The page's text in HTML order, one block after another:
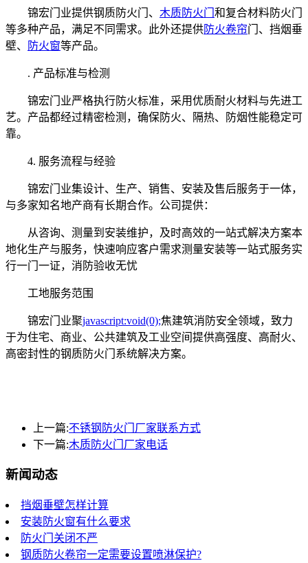
锦宏门业提供钢质防火门、 木质防火门 和复合材料防火门
等多种产品，满足不同需求。此外还提供防火卷帘门、挡烟垂
壁、
防火窗等产品。
. 产品标准与检测
锦宏门业严格执行防火标准，采用优质耐火材料与先进工
艺。产品都经过精密检测，确保防火、隔热、防烟性能稳定可
靠。
4. 服务流程与经验
锦宏门业集设计、生产、销售、安装及售后服务于一体，
与多家知名地产商有长期合作。公司提供：
从咨询、测量到安装维护，及时高效的一站式解决方案本
地化生产与服务，快速响应客户需求测量安装等一站式服务实
行一门一证，消防验收无忧
工地服务范围
锦宏门业聚javascript:void(0);焦建筑消防安全领域，致力
于为住宅、商业、公共建筑及工业空间提供高强度、高耐火、
高密封性的钢质防火门系统解决方案。
上一篇:不锈钢防火门厂家联系方式
下一篇:木质防火门厂家电话
新闻动态
挡烟垂壁怎样计算
安装防火窗有什么要求
防火门关闭不严
钢质防火卷帘一定需要设置喷淋保护?